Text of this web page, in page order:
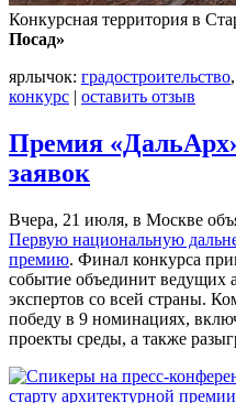
Конкурсная территория в
Посад»
ярлычок: градостроительство,
конкурс | оставить отзыв
Премия
заявок
Вчера, 21 июля, в Москве
Первую национальную
премию. Финал конкурса
событие объединит ведущих
экспертов со всей страны.
победу в 9 номинациях,
проекты среды, а также